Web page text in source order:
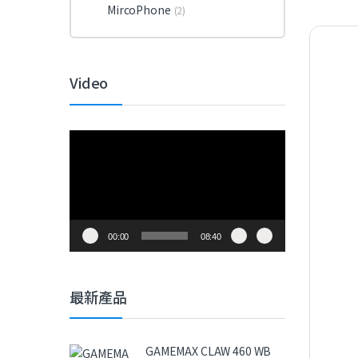
MircoPhone (2)
Video
00:00 08:40
最新產品
GAMEMAX CLAW 460 WB